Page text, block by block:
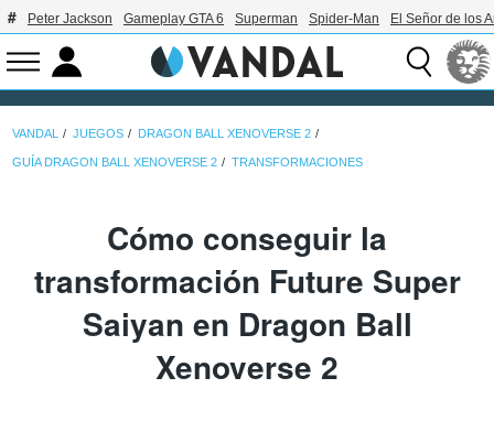
Peter Jackson Gameplay GTA 6 Superman Spider-Man El Señor de los
VANDAL JUEGOS DRAGON BALL XENOVERSE 2
GUÍA DRAGON BALL XENOVERSE 2 TRANSFORMACIONES
Cómo conseguir la
transformación Future Super
Saiyan en Dragon Ball
Xenoverse 2